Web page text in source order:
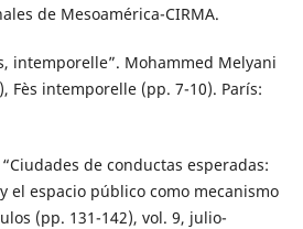
de Mesoamérica-CIRMA.
intemporelle”. Mohammed Melyani
Fès intemporelle (pp. 7-10). París:
de conductas esperadas:
el espacio público como mecanismo
(pp. 131-142), vol. 9, julio-